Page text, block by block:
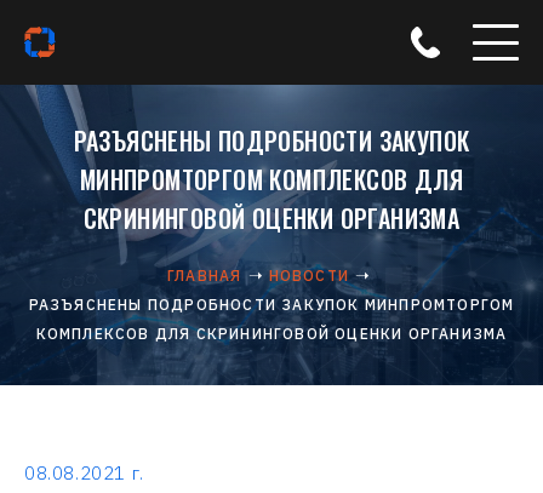
РАЗЪЯСНЕНЫ ПОДРОБНОСТИ ЗАКУПОК
МИНПРОМТОРГОМ КОМПЛЕКСОВ ДЛЯ
СКРИНИНГОВОЙ ОЦЕНКИ ОРГАНИЗМА
ГЛАВНАЯ
НОВОСТИ
РАЗЪЯСНЕНЫ ПОДРОБНОСТИ ЗАКУПОК МИНПРОМТОРГОМ
КОМПЛЕКСОВ ДЛЯ СКРИНИНГОВОЙ ОЦЕНКИ ОРГАНИЗМА
08.08.2021 г.